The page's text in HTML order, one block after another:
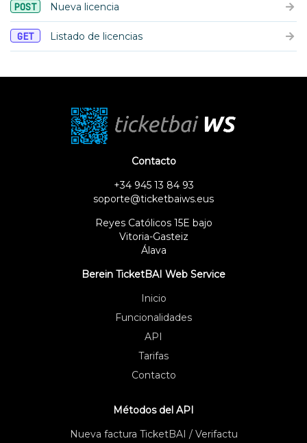
POST Nueva licencia
GET Listado de licencias
Contacto
+34 945 13 84 93
soporte@ticketbaiws.eus
Reyes Católicos 15E bajo
Vitoria-Gasteiz
Álava
Berein TicketBAI Web Service
Inicio
Funcionalidades
API
Tarifas
Contacto
Métodos del API
Nueva factura TicketBAI / Verifactu